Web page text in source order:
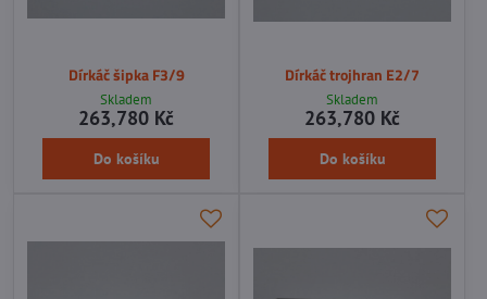
Dírkáč šipka F3/9
Skladem
263,780 Kč
Do košíku
Dírkáč trojhran E2/7
Skladem
263,780 Kč
Do košíku